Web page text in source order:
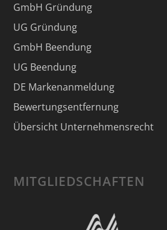
GmbH Gründung
UG Gründung
GmbH Beendung
UG Beendung
DE Markenanmeldung
Bewertungsentfernung
Übersicht Unternehmensrecht
MITGLIEDSCHAFTEN